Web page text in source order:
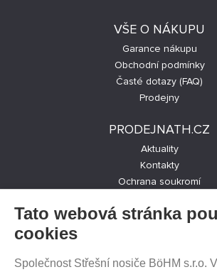
VŠE O NÁKUPU
Garance nákupu
Obchodní podmínky
Časté dotazy (FAQ)
Prodejny
PRODEJNATH.CZ
Aktuality
Kontakty
Ochrana soukromí
SLEDUJTE NÁS NA
Tato webová stránka
cookies
Společnost Střešní nosiče BöHM s.r.o.